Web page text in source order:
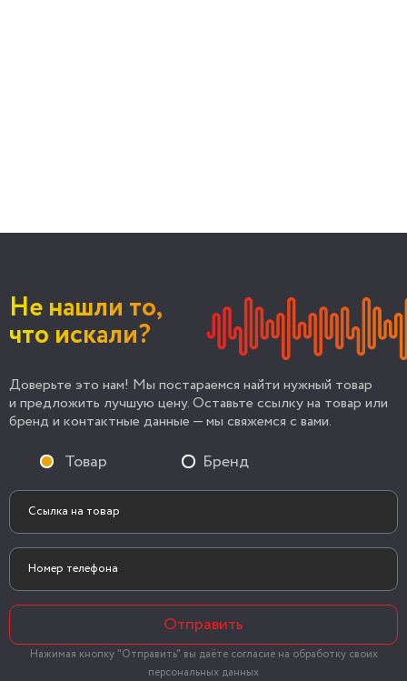
Не нашли то,
что искали?
Доверьте это нам! Мы постараемся найти нужный товар
и предложить лучшую цену. Оставьте ссылку на товар или
бренд и контактные данные — мы свяжемся с вами.
Товар Бренд
Отправить
Нажимая кнопку "Отправить" вы даёте согласие на обработку своих
персональных данных